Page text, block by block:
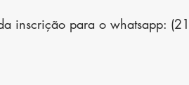
inscrição para o whatsapp: